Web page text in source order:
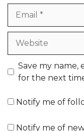
Save my name,
for the next
Notify me of
Notify me of